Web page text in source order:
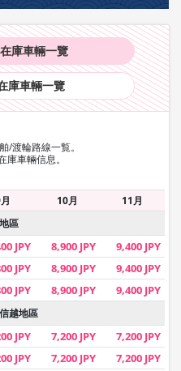
庫車輛一覽
庫車輛一覽
/渡輪路線一覧。
庫車輛信息。
10月
11月
區
JPY 8,900 JPY 9,400 JPY
JPY 8,900 JPY 9,400 JPY
JPY 8,900 JPY 9,400 JPY
越地區
JPY 7,200 JPY 7,200 JPY
JPY 7,200 JPY 7,200 JPY